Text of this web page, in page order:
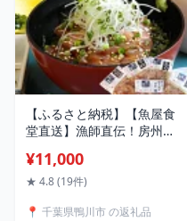
【ふるさと納税】【魚屋食
堂直送】漁師直伝！房州漁
前×5袋 [0011-0023]
¥11,000
★ 4.8 (19件)
📍 千葉県鴨川市 の返礼品